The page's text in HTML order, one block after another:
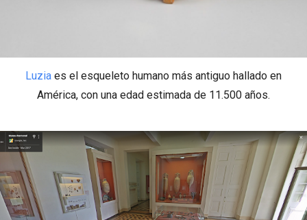
Luzia es el esqueleto humano más antiguo hallado en
América, con una edad estimada de 11.500 años.